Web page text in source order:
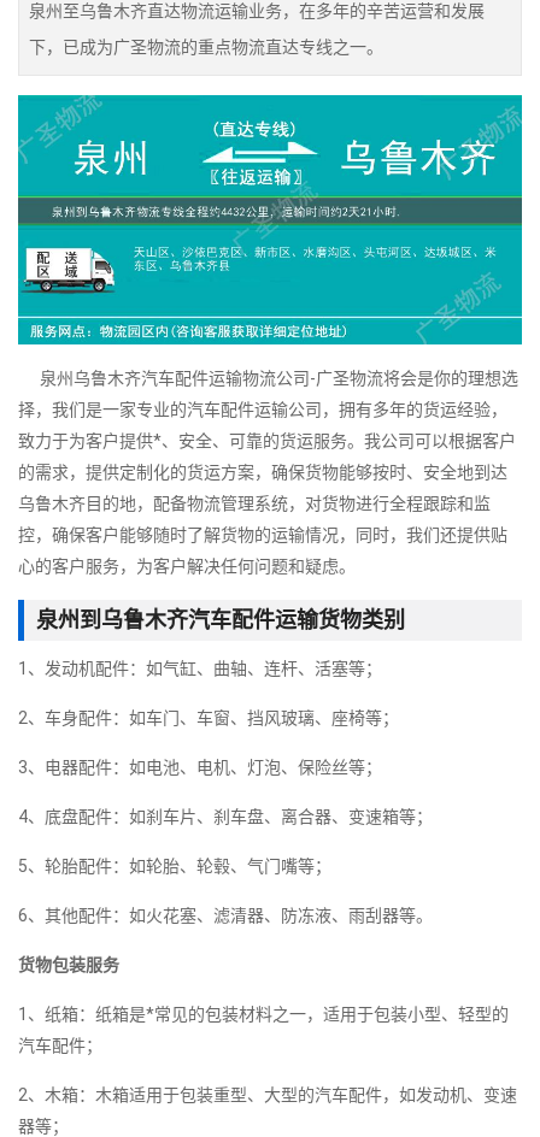
泉州至乌鲁木齐直达物流运输业务，在多年的辛苦运营和发展
下，已成为广圣物流的重点物流直达专线之一。
泉州乌鲁木齐汽车配件运输物流公司-广圣物流将会是你的理想选
择，我们是一家专业的汽车配件运输公司，拥有多年的货运经验，
致力于为客户提供*、安全、可靠的货运服务。我公司可以根据客户
的需求，提供定制化的货运方案，确保货物能够按时、安全地到达
乌鲁木齐目的地，配备物流管理系统，对货物进行全程跟踪和监
控，确保客户能够随时了解货物的运输情况，同时，我们还提供贴
心的客户服务，为客户解决任何问题和疑虑。
泉州到乌鲁木齐汽车配件运输货物类别
1、发动机配件：如气缸、曲轴、连杆、活塞等；
2、车身配件：如车门、车窗、挡风玻璃、座椅等；
3、电器配件：如电池、电机、灯泡、保险丝等；
4、底盘配件：如刹车片、刹车盘、离合器、变速箱等；
5、轮胎配件：如轮胎、轮毂、气门嘴等；
6、其他配件：如火花塞、滤清器、防冻液、雨刮器等。
货物包装服务
1、纸箱：纸箱是*常见的包装材料之一，适用于包装小型、轻型的
汽车配件；
2、木箱：木箱适用于包装重型、大型的汽车配件，如发动机、变速
器等；